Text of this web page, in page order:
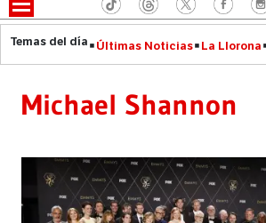
Últimas Noticias La Llorona
Michael Shannon